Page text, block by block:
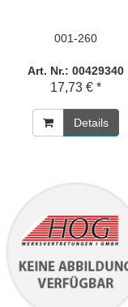
001-260
Art. Nr.: 00429340
17,73 € *
Details